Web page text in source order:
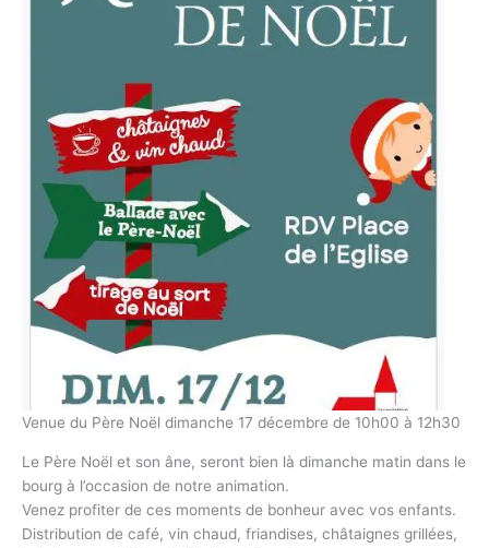
Venue du Père Noël dimanche 17 décembre de 10h00 à 12h30
Le Père Noël et son âne, seront bien là dimanche matin dans le
bourg à l’occasion de notre animation.
Venez profiter de ces moments de bonheur avec vos enfants.
Distribution de café, vin chaud, friandises, châtaignes grillées,